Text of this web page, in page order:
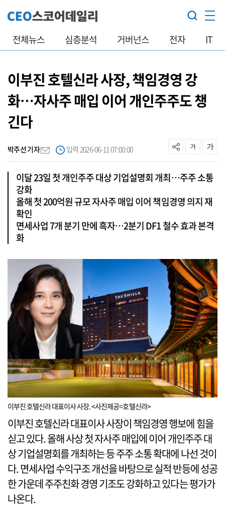
전체뉴스 심층분석 거버넌스 전자 IT
이부진 호텔신라 사장, 책임경영 강
화…자사주 매입 이어 개인주주도 챙
긴다
박주선 기자 입력 2026-06-11 07:00:00
이달 23일 첫 개인주주 대상 기업설명회 개최…주주 소통
강화
올해 첫 200억원 규모 자사주 매입 이어 책임경영 의지 재
확인
면세사업 7개 분기 만에 흑자…2분기 DF1 철수 효과 본격
화
이부진 호텔신라 대표이사 사장. <사진제공=호텔신라>
이부진 호텔신라 대표이사 사장이 책임경영 행보에 힘을
싣고 있다. 올해 사상 첫 자사주 매입에 이어 개인주주 대
상 기업설명회를 개최하는 등 주주 소통 확대에 나선 것이
다. 면세사업 수익구조 개선을 바탕으로 실적 반등에 성공
한 가운데 주주친화 경영 기조도 강화하고 있다는 평가가
나온다.